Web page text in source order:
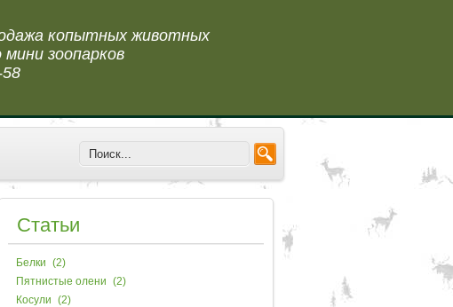
копытных животных
зоопарков
Статьи
Белки (2)
Пятнистые олени (2)
Косули (2)